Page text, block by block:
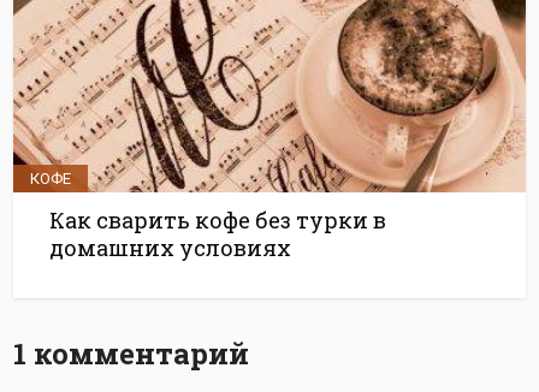
КОФЕ
Как сварить кофе без турки в
домашних условиях
1 комментарий